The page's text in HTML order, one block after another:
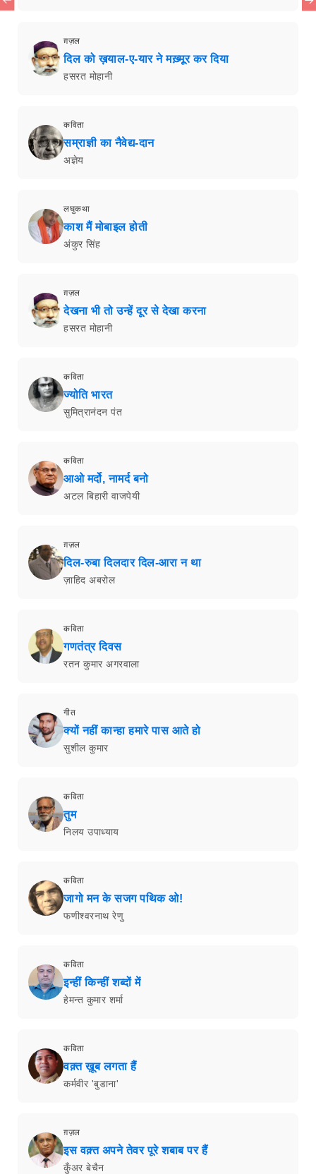
ग़ज़ल
दिल को ख़याल-ए-यार ने मख़्मूर कर दिया
हसरत मोहानी
कविता
सम्राज्ञी का नैवेद्य-दान
अज्ञेय
लघुकथा
काश मैं मोबाइल होती
अंकुर सिंह
ग़ज़ल
देखना भी तो उन्हें दूर से देखा करना
हसरत मोहानी
कविता
ज्योति भारत
सुमित्रानंदन पंत
कविता
आओ मर्दो, नामर्द बनो
अटल बिहारी वाजपेयी
ग़ज़ल
दिल-रुबा दिलदार दिल-आरा न था
ज़ाहिद अबरोल
कविता
गणतंत्र दिवस
रतन कुमार अगरवाला
गीत
क्यों नहीं कान्हा हमारे पास आते हो
सुशील कुमार
कविता
तुम
निलय उपाध्याय
कविता
जागो मन के सजग पथिक ओ!
फणीश्वरनाथ रेणु
कविता
इन्हीं किन्हीं शब्दों में
हेमन्त कुमार शर्मा
कविता
वक़्त ख़ूब लगता हैं
कर्मवीर 'बुडाना'
ग़ज़ल
इस वक़्त अपने तेवर पूरे शबाब पर हैं
कुँअर बेचैन